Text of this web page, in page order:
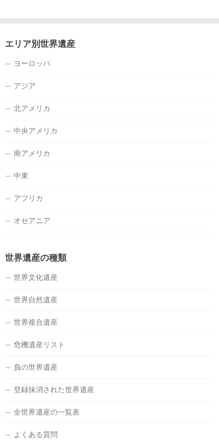
エリア別世界遺産
ヨーロッパ
アジア
北アメリカ
中央アメリカ
南アメリカ
中東
アフリカ
オセアニア
世界遺産の種類
世界文化遺産
世界自然遺産
世界複合遺産
危機遺産リスト
負の世界遺産
登録抹消された世界遺産
全世界遺産の一覧表
よくある質問